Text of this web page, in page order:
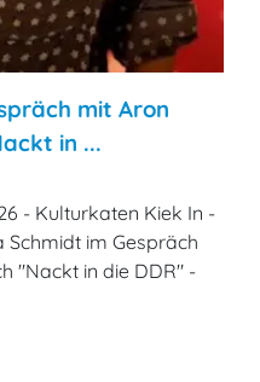
mit Aron
in ...
- Kulturkaten Kiek In -
im Gespräch
"Nackt in die DDR" -